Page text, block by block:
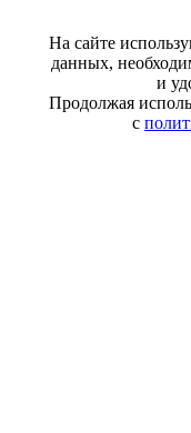
На сайте
данных,
и
Продолжая
с